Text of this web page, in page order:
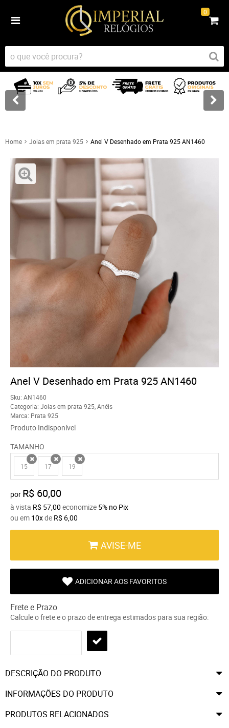
0
Home Joias em prata 925 Anel V Desenhado em Prata 925 AN1460
Anel V Desenhado em Prata 925 AN1460
Sku: AN1460
Categoria: Joias em prata 925 Anéis
Marca: Prata 925
Produto Indisponível
TAMANHO
15x 17x 19x
por R$ 60,00
à vista R$ 57,00 economize 5% no Pix
ou em 10xde R$ 6,00
AVISE-ME
ADICIONAR AOS FAVORITOS
Frete e Prazo
Calcule o frete e o prazo de entrega estimados para sua região:
DESCRIÇÃO DO PRODUTO
INFORMAÇÕES DO PRODUTO
PRODUTOS RELACIONADOS